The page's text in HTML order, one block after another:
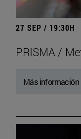
27 SEP / 19:30H
PRISMA /
Más información